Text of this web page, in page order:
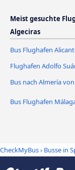
Meist gesuchte
Algeciras
Bus Flughafen
Flughafen Adolfo
Bus nach Almería
Bus Flughafen
CheckMyBus› Busse in